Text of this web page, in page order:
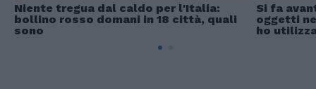
Niente tregua dal caldo per l'Italia:
bollino rosso domani in 18 città, quali
sono
Si fa
oggetti
ho